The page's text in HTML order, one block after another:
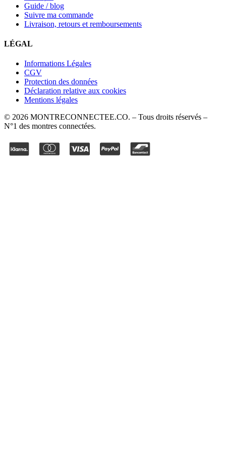
Guide / blog
Suivre ma commande
Livraison, retours et remboursements
LÉGAL
Informations Légales
CGV
Protection des données
Déclaration relative aux cookies
Mentions légales
© 2026 MONTRECONNECTEE.CO. – Tous droits réservés –
N°1 des montres connectées.